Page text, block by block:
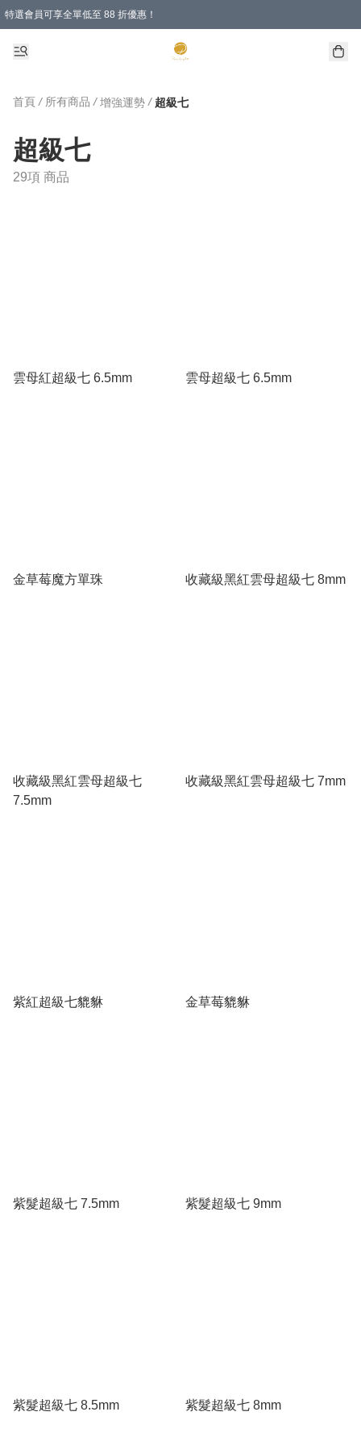
特選會員可享全單低至 88 折優惠！
購物滿 HKD 1000.00即享免運費優惠！（適用於 特定的送貨方式 )
首頁 / 所有商品 / 增強運勢 / 超級七
超級七
29項 商品
雲母紅超級七 6.5mm 雲母超級七 6.5mm
金草莓魔方單珠 收藏級黑紅雲母超級七 8mm
收藏級黑紅雲母超級七
7.5mm
收藏級黑紅雲母超級七 7mm
紫紅超級七貔貅 金草莓貔貅
紫髮超級七 7.5mm 紫髮超級七 9mm
紫髮超級七 8.5mm 紫髮超級七 8mm